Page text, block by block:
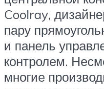
Coolray,
пару
и панель
контролем.
многие